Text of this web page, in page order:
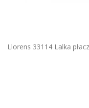
Llorens 33114 Lalka